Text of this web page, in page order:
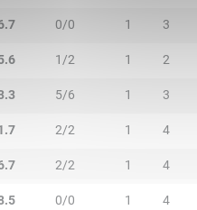
0/0 1 3
1/2 1 2
5/6 1 3
2/2 1 4
2/2 1 4
0/0 1 4